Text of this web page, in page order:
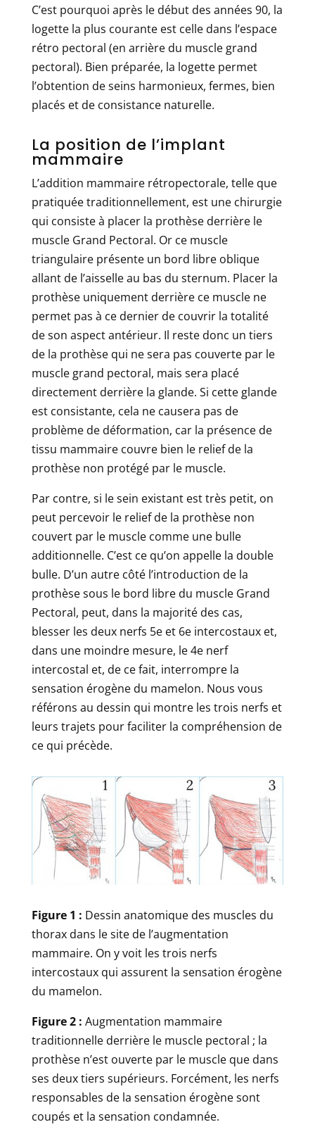
C’est pourquoi après le début des années 90, la
logette la plus courante est celle dans l’espace
rétro pectoral (en arrière du muscle grand
pectoral). Bien préparée, la logette permet
l’obtention de seins harmonieux, fermes, bien
placés et de consistance naturelle.
La position de l’implant
mammaire
L’addition mammaire rétropectorale, telle que
pratiquée traditionnellement, est une chirurgie
qui consiste à placer la prothèse derrière le
muscle Grand Pectoral. Or ce muscle
triangulaire présente un bord libre oblique
allant de l’aisselle au bas du sternum. Placer la
prothèse uniquement derrière ce muscle ne
permet pas à ce dernier de couvrir la totalité
de son aspect antérieur. Il reste donc un tiers
de la prothèse qui ne sera pas couverte par le
muscle grand pectoral, mais sera placé
directement derrière la glande. Si cette glande
est consistante, cela ne causera pas de
problème de déformation, car la présence de
tissu mammaire couvre bien le relief de la
prothèse non protégé par le muscle.
Par contre, si le sein existant est très petit, on
peut percevoir le relief de la prothèse non
couvert par le muscle comme une bulle
additionnelle. C’est ce qu’on appelle la double
bulle. D’un autre côté l’introduction de la
prothèse sous le bord libre du muscle Grand
Pectoral, peut, dans la majorité des cas,
blesser les deux nerfs 5e et 6e intercostaux et,
dans une moindre mesure, le 4e nerf
intercostal et, de ce fait, interrompre la
sensation érogène du mamelon. Nous vous
référons au dessin qui montre les trois nerfs et
leurs trajets pour faciliter la compréhension de
ce qui précède.
Figure 1 : Dessin anatomique des muscles du
thorax dans le site de l’augmentation
mammaire. On y voit les trois nerfs
intercostaux qui assurent la sensation érogène
du mamelon.
Figure 2 : Augmentation mammaire
traditionnelle derrière le muscle pectoral ; la
prothèse n’est ouverte par le muscle que dans
ses deux tiers supérieurs. Forcément, les nerfs
responsables de la sensation érogène sont
coupés et la sensation condamnée.